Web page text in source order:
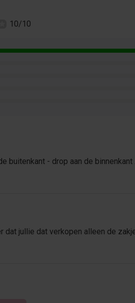
10/10
buitenkant - drop aan de binnenkant .
dat jullie dat verkopen alleen de